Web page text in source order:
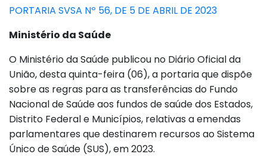
PORTARIA SVSA Nº 56, DE 5 DE ABRIL DE 2023
Ministério da Saúde
O Ministério da Saúde publicou no Diário Oficial da
União, desta quinta-feira (06), a portaria que dispõe
sobre as regras para as transferências do Fundo
Nacional de Saúde aos fundos de saúde dos Estados,
Distrito Federal e Municípios, relativas a emendas
parlamentares que destinarem recursos ao Sistema
Único de Saúde (SUS), em 2023.